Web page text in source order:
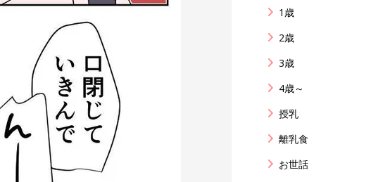
1歳
2歳
3歳
4歳～
授乳
離乳食
お世話